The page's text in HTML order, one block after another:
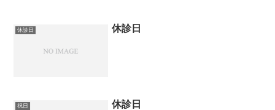
休診日 休診日
祝日 休診日